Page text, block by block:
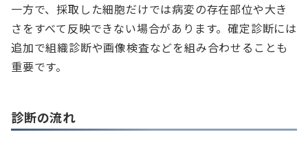
一方で、採取した細胞だけでは病変の存在部位や大き
さをすべて反映できない場合があります。確定診断には
追加で組織診断や画像検査などを組み合わせることも
重要です。
診断の流れ